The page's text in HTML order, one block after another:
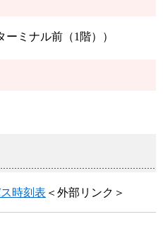
ミナル前（1階））
時刻表 ＜外部リンク＞